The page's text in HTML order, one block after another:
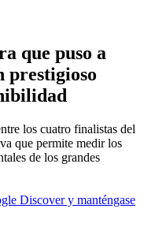
que puso a
prestigioso
los cuatro finalistas del
que permite medir los
de los grandes
Discover y manténgase